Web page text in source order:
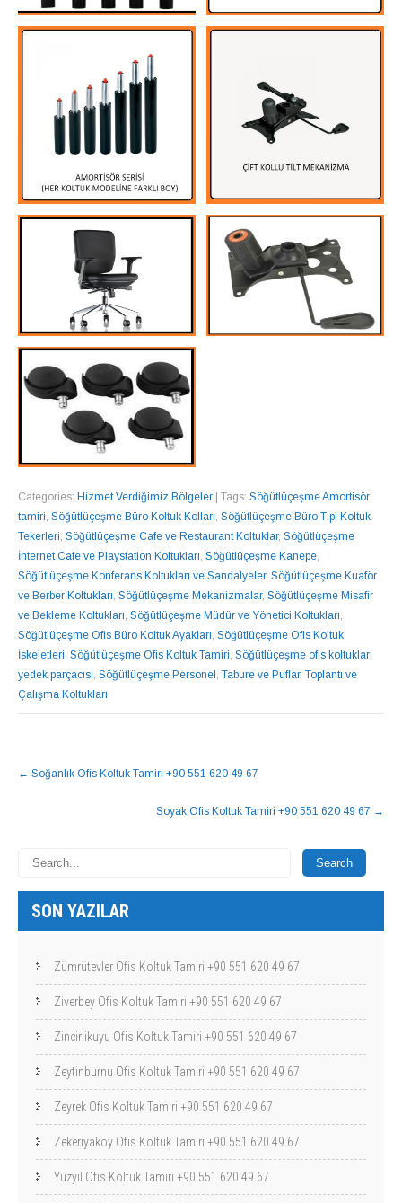
Categories: Hizmet Verdiğimiz Bölgeler | Tags: Söğütlüçeşme Amortisör
tamiri, Söğütlüçeşme Büro Koltuk Kolları, Söğütlüçeşme Büro Tipi Koltuk
Tekerleri, Söğütlüçeşme Cafe ve Restaurant Koltuklar, Söğütlüçeşme
İnternet Cafe ve Playstation Koltukları, Söğütlüçeşme Kanepe,
Söğütlüçeşme Konferans Koltukları ve Sandalyeler, Söğütlüçeşme Kuaför
ve Berber Koltukları, Söğütlüçeşme Mekanizmalar, Söğütlüçeşme Misafir
ve Bekleme Koltukları, Söğütlüçeşme Müdür ve Yönetici Koltukları,
Söğütlüçeşme Ofis Büro Koltuk Ayakları, Söğütlüçeşme Ofis Koltuk
İskeletleri, Söğütlüçeşme Ofis Koltuk Tamiri, Söğütlüçeşme ofis koltukları
yedek parçacısı, Söğütlüçeşme Personel , Tabure ve Puflar, Toplantı ve
Çalışma Koltukları
NAVIGASYON
← Soğanlık Ofis Koltuk Tamiri +90 551 620 49 67
Soyak Ofis Koltuk Tamiri +90 551 620 49 67 →
SON YAZILAR
Zümrütevler Ofis Koltuk Tamiri +90 551 620 49 67
Ziverbey Ofis Koltuk Tamiri +90 551 620 49 67
Zincirlikuyu Ofis Koltuk Tamiri +90 551 620 49 67
Zeytinburnu Ofis Koltuk Tamiri +90 551 620 49 67
Zeyrek Ofis Koltuk Tamiri +90 551 620 49 67
Zekeriyaköy Ofis Koltuk Tamiri +90 551 620 49 67
Yüzyıl Ofis Koltuk Tamiri +90 551 620 49 67